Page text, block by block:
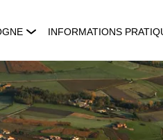
INFORMATIONS